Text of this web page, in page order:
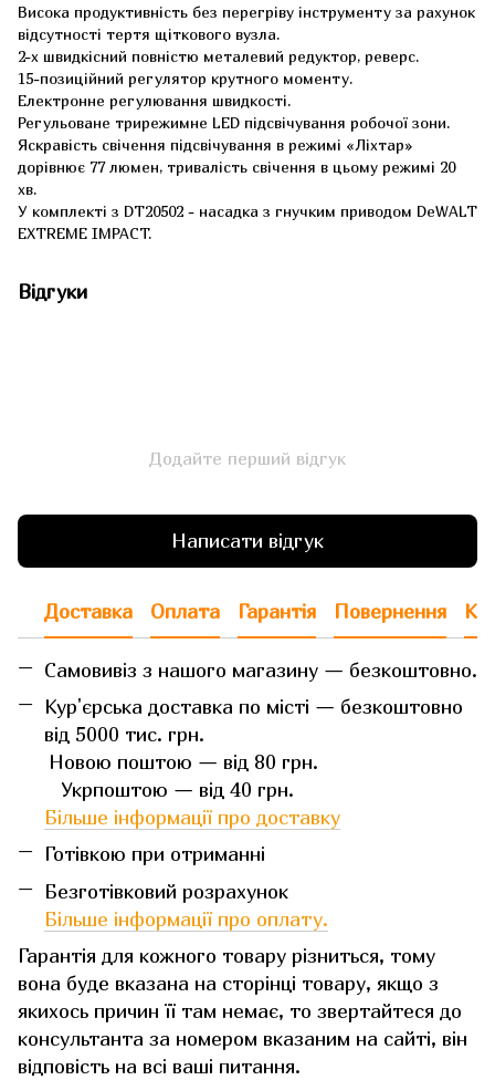
Висока продуктивність без перегріву інструменту за рахунок
відсутності тертя щіткового вузла.
2-х швидкісний повністю металевий редуктор, реверс.
15-позиційний регулятор крутного моменту.
Електронне регулювання швидкості.
Регульоване трирежимне LED підсвічування робочої зони.
Яскравість свічення підсвічування в режимі «Ліхтар»
дорівнює 77 люмен, тривалість свічення в цьому режимі 20
хв.
У комплекті з DT20502 - насадка з гнучким приводом DeWALT
EXTREME IMPACT.
Відгуки
Додайте перший відгук
Написати відгук
Доставка Оплата Гарантія Повернення
Самовивіз з нашого магазину — безкоштовно.
Кур'єрська доставка по місті — безкоштовно
від 5000 тис. грн.
Новою поштою — від 80 грн.
Укрпоштою — від 40 грн.
Більше інформації про доставку
Готівкою при отриманні
Безготівковий розрахунок
Більше інформації про оплату.
Гарантія для кожного товару різниться, тому
вона буде вказана на сторінці товару, якщо з
якихось причин її там немає, то звертайтеся до
консультанта за номером вказаним на сайті, він
відповість на всі ваші питання.